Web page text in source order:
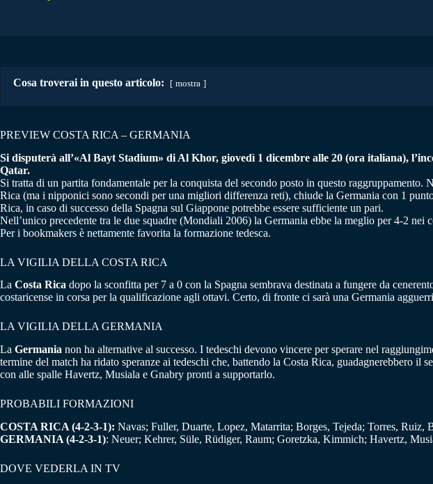
Cosa troverai in questo articolo: mostra
PREVIEW COSTA RICA – GERMANIA
Si disputerà all’«Al Bayt Stadium» di Al Khor, giovedì 1 dicembre alle 20 (ora italiana),
Qatar.
Si tratta di un partita fondamentale per la conquista del secondo posto in questo
Rica (ma i nipponici sono secondi per una migliori differenza reti), chiude la Germania con 1
Rica, in caso di successo della Spagna sul Giappone potrebbe essere sufficiente un pari.
Nell’unico precedente tra le due squadre (Mondiali 2006) la Germania ebbe la meglio per 4-2 nei
Per i bookmakers è nettamente favorita la formazione tedesca.
LA VIGILIA DELLA COSTA RICA
La Costa Rica dopo la sconfitta per 7 a 0 con la Spagna sembrava destinata a fungere da
costaricense in corsa per la qualificazione agli ottavi. Certo, di fronte ci sarà una Germania
LA VIGILIA DELLA GERMANIA
La Germania non ha alternative al successo. I tedeschi devono vincere per sperare nel
termine del match ha ridato speranze ai tedeschi che, battendo la Costa Rica, guadagnerebbero
con alle spalle Havertz, Musiala e Gnabry pronti a supportarlo.
PROBABILI FORMAZIONI
COSTA RICA (4-2-3-1): Navas; Fuller, Duarte, Lopez, Matarrita; Borges, Tejeda; Torres, Ruiz,
GERMANIA (4-2-3-1): Neuer; Kehrer, Süle, Rüdiger, Raum; Goretzka, Kimmich; Havertz,
DOVE VEDERLA IN TV